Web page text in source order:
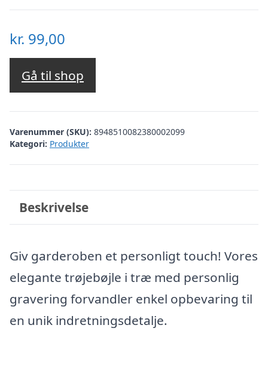
kr. 99,00
Gå til shop
Varenummer (SKU): 8948510082380002099
Kategori: Produkter
Beskrivelse
Giv garderoben et personligt touch! Vores
elegante trøjebøjle i træ med personlig
gravering forvandler enkel opbevaring til
en unik indretningsdetalje.